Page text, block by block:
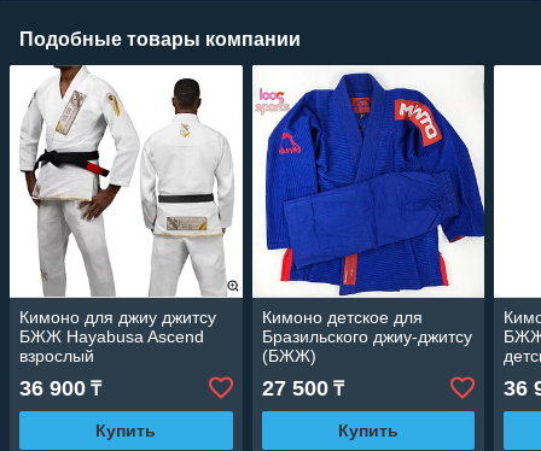
Подобные товары компании
Кимоно для джиу джитсу
БЖЖ Hayabusa Ascend
взрослый
36 900 ₸
Купить
Кимоно детское для
Бразильского джиу-джитсу
(БЖЖ)
27 500₸
Купить
БЖЖ
36